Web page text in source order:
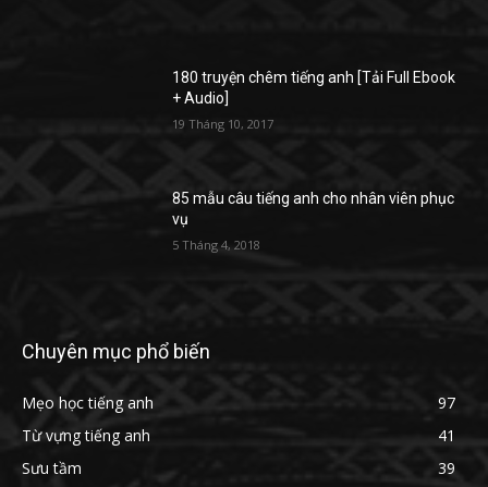
180 truyện chêm tiếng anh [Tải Full Ebook
+ Audio]
19 Tháng 10, 2017
85 mẫu câu tiếng anh cho nhân viên phục
vụ
5 Tháng 4, 2018
Chuyên mục phổ biến
Mẹo học tiếng anh
97
Từ vựng tiếng anh
41
Sưu tầm
39